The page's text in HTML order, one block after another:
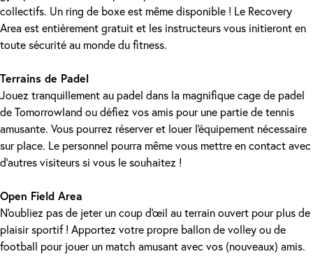
collectifs. Un ring de boxe est même disponible ! Le Recovery
Area est entièrement gratuit et les instructeurs vous initieront en
toute sécurité au monde du fitness.
Terrains de Padel
Jouez tranquillement au padel dans la magnifique cage de padel
de Tomorrowland ou défiez vos amis pour une partie de tennis
amusante. Vous pourrez réserver et louer l'équipement nécessaire
sur place. Le personnel pourra même vous mettre en contact avec
d'autres visiteurs si vous le souhaitez !
Open Field Area
N'oubliez pas de jeter un coup d'œil au terrain ouvert pour plus de
plaisir sportif ! Apportez votre propre ballon de volley ou de
football pour jouer un match amusant avec vos (nouveaux) amis.